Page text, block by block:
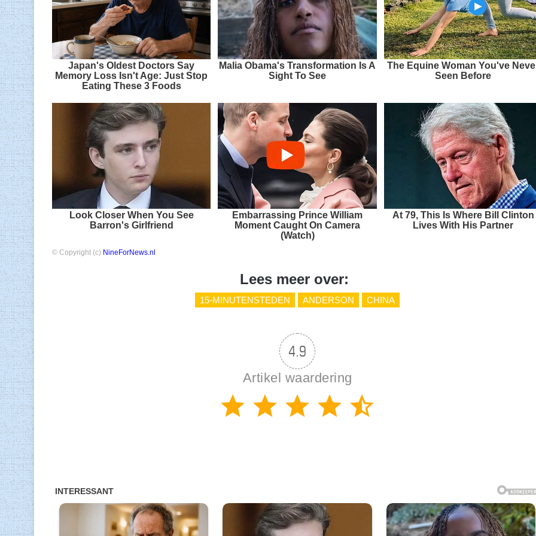
Japan's Oldest Doctors Say
Memory Loss Isn't Age: Just Stop
Eating These 3 Foods
Malia Obama's Transformation Is A
Sight To See
The Equine Woman You've
Seen Before
Look Closer When You See
Barron's Girlfriend
Embarrassing Prince William
Moment Caught On Camera
(Watch)
At 79, This Is Where Bill Clinton
Lives With His Partner
© Copyright (c) NineForNews.nl
Lees meer over:
15-MINUTENSTEDEN ANDERSON CHINA
4.9
Artikel waardering